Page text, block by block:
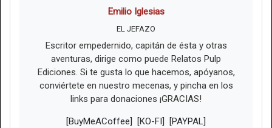
Emilio Iglesias
EL JEFAZO
Escritor empedernido, capitán de ésta y otras
aventuras, dirige como puede Relatos Pulp
Ediciones. Si te gusta lo que hacemos, apóyanos,
conviértete en nuestro mecenas, y pincha en los
links para donaciones ¡GRACIAS!
[BuyMeACoffee] [KO-FI] [PAYPAL]